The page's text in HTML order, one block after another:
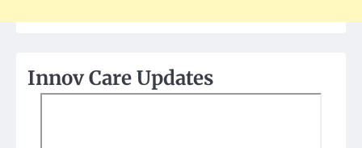
Innov Care Updates